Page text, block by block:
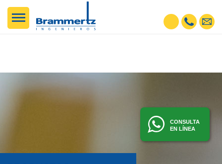
CONSULTA
EN LÍNEA